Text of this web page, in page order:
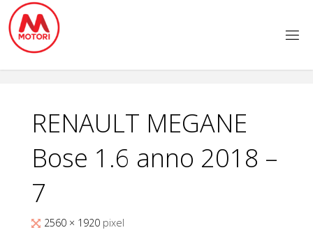
Salta
contenuto
RENAULT MEGANE
Bose 1.6 anno 2018 –
7
Tutta2560 × 1920 pixel